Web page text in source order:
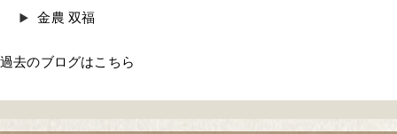
金農 双福
過去のブログはこちら